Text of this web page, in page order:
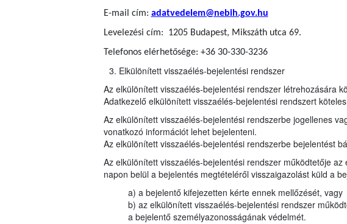
E-mail cím: adatvedelem@nebih.gov.hu
Levelezési cím: 1205 Budapest, Mikszáth utca 69.
Telefonos elérhetősége: +36 30-330-3236
Elkülönített visszaélés-bejelentési rendszer
Az elkülönített visszaélés-bejelentési rendszer létrehozására
Adatkezelő elkülönített visszaélés-bejelentési rendszert
Az elkülönített visszaélés-bejelentési rendszerbe jogellenes
vonatkozó információt lehet bejelenteni.
Az elkülönített visszaélés-bejelentési rendszerbe bejelentést
Az elkülönített visszaélés-bejelentési rendszer működtetője
napon belül a bejelentés megtételéről visszaigazolást küld a
a) a bejelentő kifejezetten kérte ennek mellőzését, vagy
b) az elkülönített visszaélés-bejelentési rendszer
a bejelentő személyazonosságának védelmét.